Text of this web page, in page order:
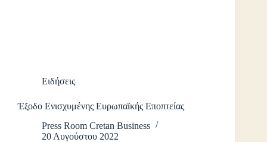
Ειδήσεις
Έξοδο Ενισχυμένης Ευρωπαϊκής Εποπτείας
Press Room Cretan Business
20 Αυγούστου 2022